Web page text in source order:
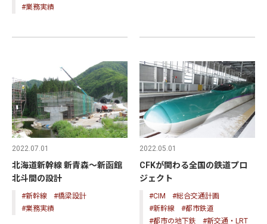
#業務実績
2022.07.01
北海道新幹線 新青森～新函館
北斗間の設計
#新幹線
#橋梁設計
#業務実績
2022.05.01
CFKが関わる全国の鉄道プロ
ジェクト
#CIM
#総合交通計画
#新幹線
#都市鉄道
#都市の地下鉄
#新交通・LRT